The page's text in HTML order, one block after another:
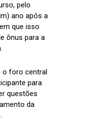
pelo
ano após a
que isso
ônus para a
o foro central
para
questões
da